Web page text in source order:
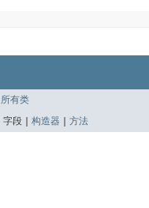
所有类
字段 | 构造器 方法